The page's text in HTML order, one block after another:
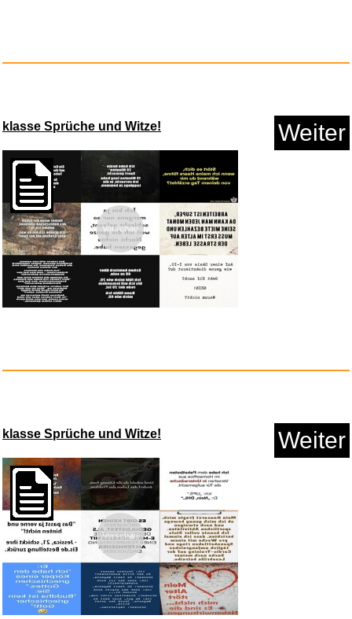
Gypsy Rum-Istanbul Oriental
Anzeige
Die 30 besten Kinderlieder f&u...
klasse Sprüche und Witze! Weiter
Vorschau
klasse Sprüche und Witze! Weiter
Vorschau